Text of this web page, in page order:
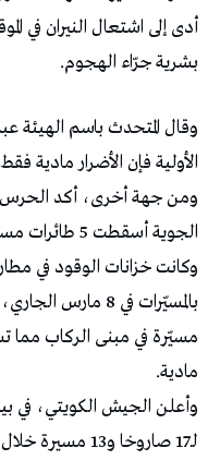
أدى إلى اشتعال النيران في
بشرية جرّاء الهجوم.
وقال المتحدث باسم الهيئة
الأولية فإن الأضرار مادية
ومن جهة أخرى، أكد الحرس
الجوية أسقطت 5 طائرات مسيرة في أحد المواقع دون تحديده.
وكانت خزانات الوقود في
بالمسيّرات في 8
مسيّرة في مبنى الركاب مما
مادية.
وأعلن الجيش الكويتي، في